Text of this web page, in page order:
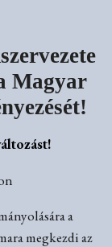
Magyar
a
megkezdi az